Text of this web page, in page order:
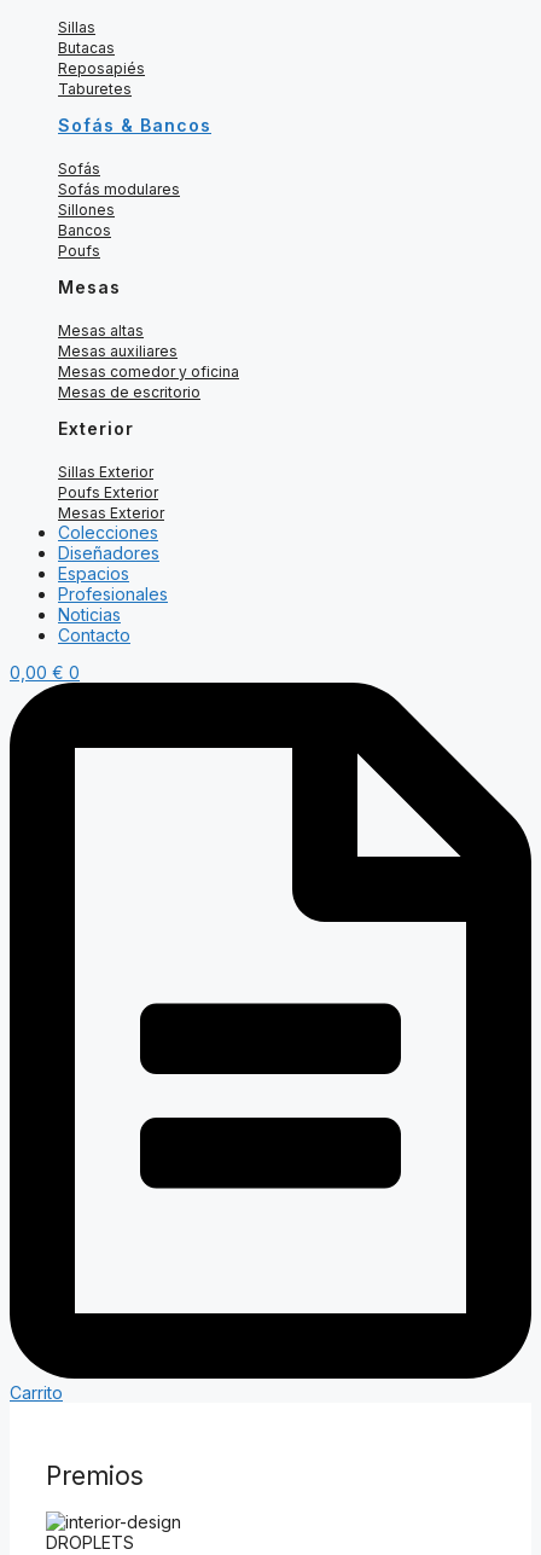
Sillas
Butacas
Reposapiés
Taburetes
Sofás & Bancos
Sofás
Sofás modulares
Sillones
Bancos
Poufs
Mesas
Mesas altas
Mesas auxiliares
Mesas comedor y oficina
Mesas de escritorio
Exterior
Sillas Exterior
Poufs Exterior
Mesas Exterior
Colecciones
Diseñadores
Espacios
Profesionales
Noticias
Contacto
0,00 € 0
Carrito
Premios
DROPLETS